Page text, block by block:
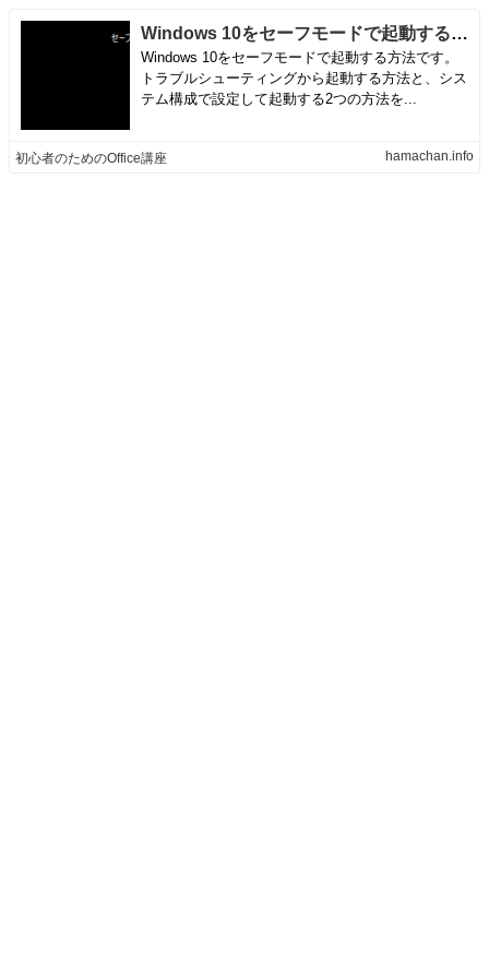
Windows 10をセーフモードで起動する方法
Windows 10をセーフモードで起動する方法です。
トラブルシューティングから起動する方法と、シス
テム構成で設定して起動する2つの方法を...
初心者のためのOffice講座 hamachan.info